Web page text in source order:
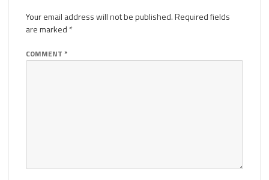
Your email address will not be published.Required fields
are marked *
COMMENT *